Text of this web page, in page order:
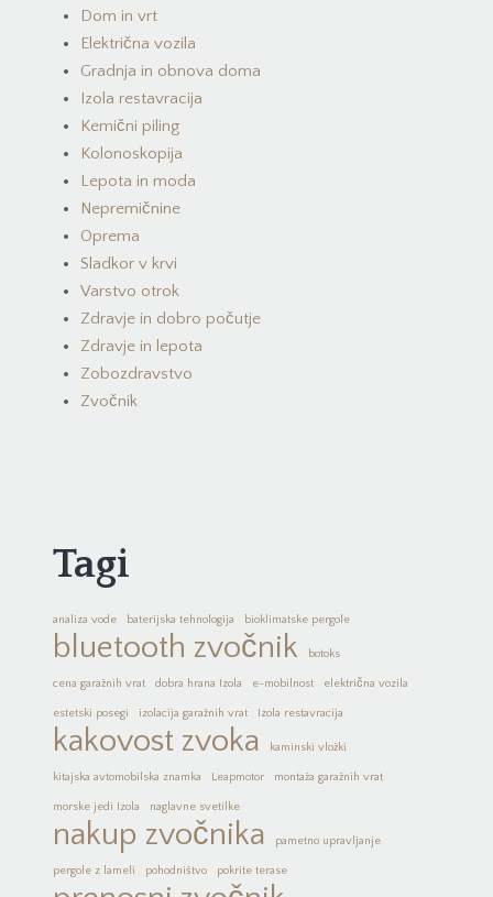
Dom in vrt
Električna vozila
Gradnja in obnova doma
Izola restavracija
Kemični piling
Kolonoskopija
Lepota in moda
Nepremičnine
Oprema
Sladkor v krvi
Varstvo otrok
Zdravje in dobro počutje
Zdravje in lepota
Zobozdravstvo
Zvočnik
Tagi
analiza vode baterijska tehnologija bioklimatske pergole
bluetooth zvočnik botoks
cena garažnih vrat dobra hrana Izola e-mobilnost električna vozila
estetski posegi izolacija garažnih vrat Izola restavracija
kakovost zvoka kaminski vložki
kitajska avtomobilska znamka Leapmotor montaža garažnih vrat
morske jedi Izola naglavne svetilke
nakup zvočnika pametno upravljanje
pergole z lameli pohodništvo pokrite terase